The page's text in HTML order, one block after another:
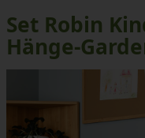
Set Robin
Hänge-